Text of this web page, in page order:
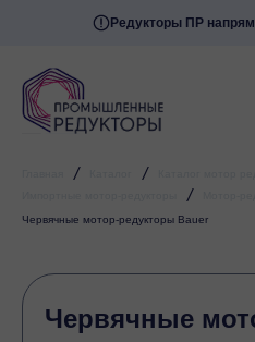
Редукторы ПР
/ /
/
Червячные мотор-редукторы Bauer
Червячные